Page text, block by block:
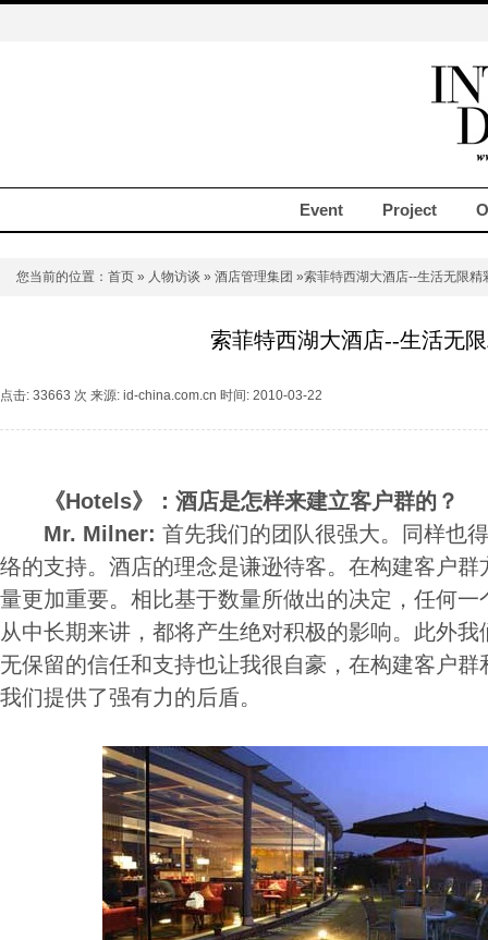
Event Project
您当前的位置： 首页 » 人物访谈 » 酒店管理集团 »索菲特西湖大酒店--生活无限精
索菲特西湖大酒店--生活无
点击: 33663 次 来源: id-china.com.cn 时间: 2010-03-22
《Hotels》：酒店是怎样来建立客户群的？
Mr. Milner: 首先我们的团队很强大。同样也
络的支持。酒店的理念是谦逊待客。在构建客户
量更加重要。相比基于数量所做出的决定，任何
从中长期来讲，都将产生绝对积极的影响。此外
无保留的信任和支持也让我很自豪，在构建客户
我们提供了强有力的后盾。